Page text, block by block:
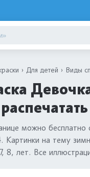
Для детей Виды
можно бесплатно
Картинки на тему
8, лет. Все